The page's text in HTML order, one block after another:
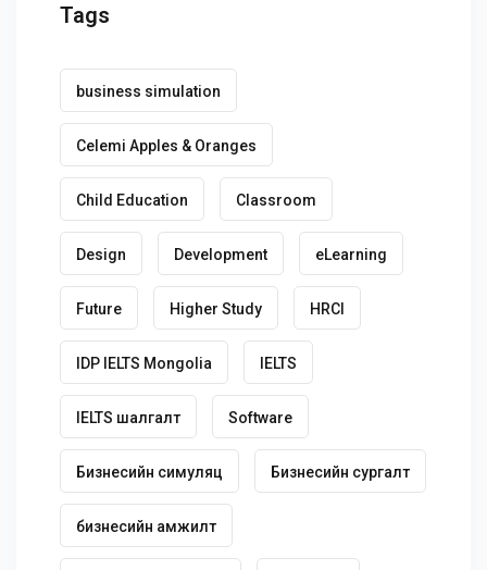
Tags
business simulation
Celemi Apples & Oranges
Child Education Classroom
Design Development eLearning
Future Higher Study HRCI
IDP IELTS Mongolia IELTS
IELTS шалгалт Software
Бизнесийн симуляц Бизнесийн сургалт
бизнесийн амжилт